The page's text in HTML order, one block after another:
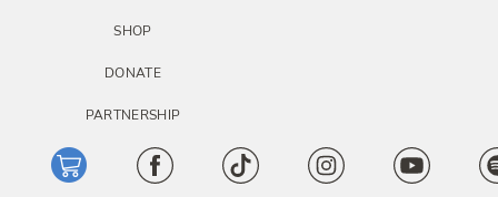
SHOP
DONATE
PARTNERSHIP